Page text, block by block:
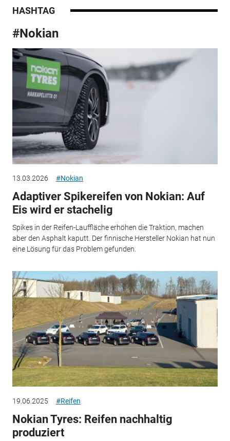
HASHTAG
#Nokian
13.03.2026 #Nokian
Adaptiver Spikereifen von Nokian: Auf
Eis wird er stachelig
Spikes in der Reifen-Lauffläche erhöhen die Traktion, machen
aber den Asphalt kaputt. Der finnische Hersteller Nokian hat nun
eine Lösung für das Problem gefunden.
19.06.2025 #Reifen
Nokian Tyres: Reifen nachhaltig
produziert